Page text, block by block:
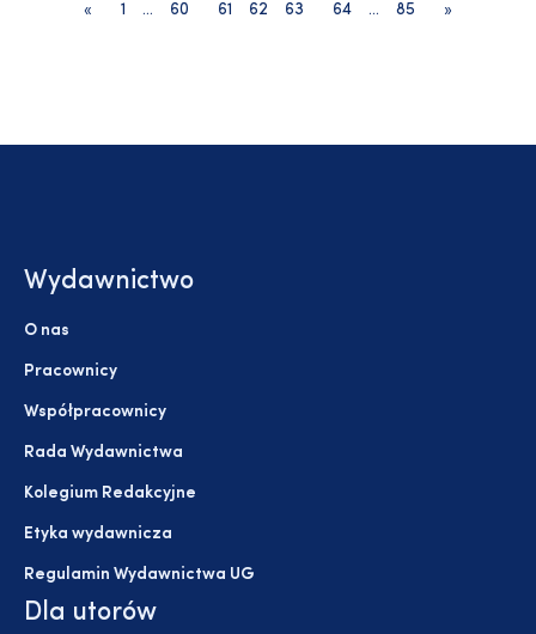
« 1 … 60 61 62 63 64 … 85 »
Wydawnictwo
O nas
Pracownicy
Współpracownicy
Rada Wydawnictwa
Kolegium Redakcyjne
Etyka wydawnicza
Regulamin Wydawnictwa UG
Dla utorów